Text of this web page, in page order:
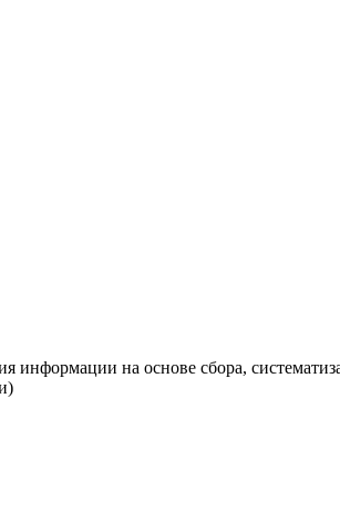
информации на основе сбора,